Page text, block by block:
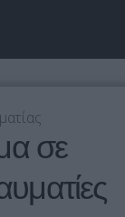
σε